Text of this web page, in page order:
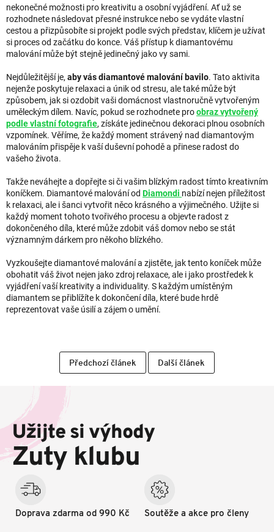
nekonečné možnosti pro kreativitu a osobní vyjádření. Ať už se
rozhodnete následovat přesné instrukce nebo se vydáte vlastní
cestou a přizpůsobíte si projekt podle svých představ, klíčem je užívat
si proces od začátku do konce. Váš přístup k diamantovému
malování může být stejně jedinečný jako vy sami.
Nejdůležitější je, aby vás diamantové malování bavilo. Tato aktivita
nejenže poskytuje relaxaci a únik od stresu, ale také může být
způsobem, jak si ozdobit vaši domácnost vlastnoručně vytvořeným
uměleckým dílem. Navíc, pokud se rozhodnete proobraz vytvořený
podle vlastní fotografie, získáte jedinečnou dekoraci plnou osobních
vzpomínek. Věříme, že každý moment strávený nad diamantovým
malováním přispěje k vaší duševní pohodě a přinese radost do
vašeho života.
Takže neváhejte a dopřejte si či vašim blízkým radost tímto kreativním
koníčkem. Diamantové malování od Diamondi nabízí nejen příležitost
k relaxaci, ale i šanci vytvořit něco krásného a výjimečného. Užijte si
každý moment tohoto tvořivého procesu a objevte radost z
dokončeného díla, které může zdobit váš domov nebo se stát
významným dárkem pro někoho blízkého.
Vyzkoušejte diamantové malování a zjistěte, jak tento koníček může
obohatit váš život nejen jako zdroj relaxace, ale i jako prostředek k
vyjádření vaší kreativity a individuality. S každým umístěným
diamantem se přiblížíte k dokončení díla, které bude hrdě
reprezentovat vaše úsilí a zájem o umění.
Předchozí článek Další článek
a
í
Užijte si výhody
Zuty klubu
Doprava zdarma od 990 Kč Soutěže a akce pro členy